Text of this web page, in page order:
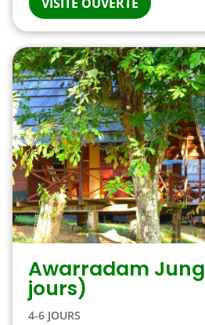
Awarradam
jours)
4-6 JOURS